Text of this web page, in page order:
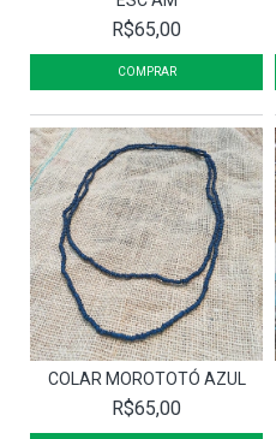
R$65,00
COLAR MOROTOTÓ AZUL
R$65,00